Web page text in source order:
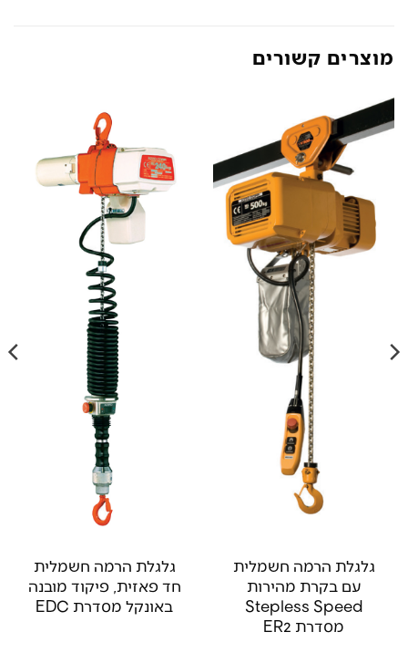
מוצרים קשורים
גלגלת הרמה חשמלית
עם בקרת מהירות
Stepless Speed
מסדרת ER2
גלגלת הרמה חשמלית
חד פאזית, פיקוד מובנה
באונקל מסדרת EDC